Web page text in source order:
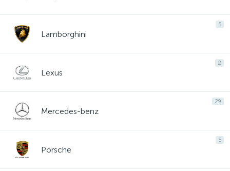
5
Lamborghini
2
Lexus
29
Mercedes-benz
5
Porsche